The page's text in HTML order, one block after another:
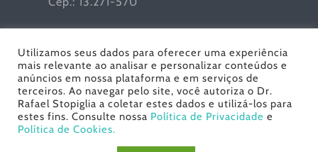
Dr. Rafael Stopiglia - Urologia | Todos os Direitos
Utilizamos seus dados para oferecer uma experiência
mais relevante ao analisar e personalizar conteúdos e
anúncios em nossa plataforma e em serviços de
terceiros. Ao navegar pelo site, você autoriza o Dr.
Rafael Stopiglia a coletar estes dados e utilizá-los para
estes fins. Consulte nossa Política de Privacidade e
Política de Cookies.